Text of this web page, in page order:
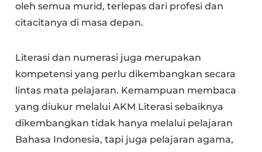
oleh semua murid, terlepas dari profesi dan
citacitanya di masa depan.
Literasi dan numerasi juga merupakan
kompetensi yang perlu dikembangkan secara
lintas mata pelajaran. Kemampuan membaca
yang diukur melalui AKM Literasi sebaiknya
dikembangkan tidak hanya melalui pelajaran
Bahasa Indonesia, tapi juga pelajaran agama,